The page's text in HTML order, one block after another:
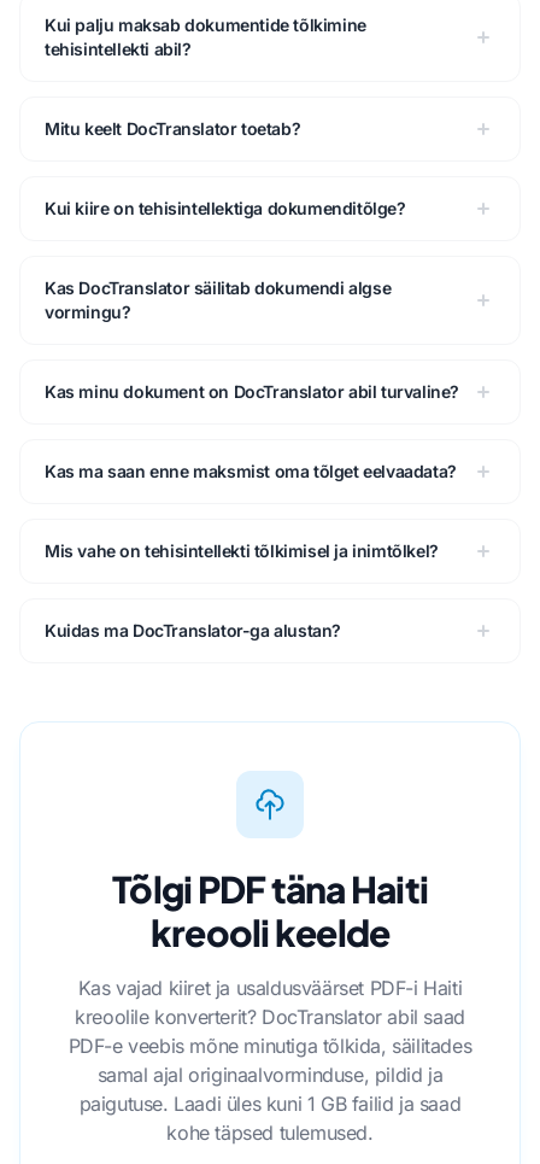
Kui palju maksab dokumentide tõlkimine
tehisintellekti abil?
Mitu keelt DocTranslator toetab?
Kui kiire on tehisintellektiga dokumenditõlge?
Kas DocTranslator säilitab dokumendi algse
vormingu?
Kas minu dokument on DocTranslator abil turvaline?
Kas ma saan enne maksmist oma tõlget eelvaadata?
Mis vahe on tehisintellekti tõlkimisel ja inimtõlkel?
Kuidas ma DocTranslator-ga alustan?
Tõlgi PDF täna Haiti
kreooli keelde
Kas vajad kiiret ja usaldusväärset PDF-i Haiti
kreoolile konverterit? DocTranslator abil saad
PDF-e veebis mõne minutiga tõlkida, säilitades
samal ajal originaalvorminduse, pildid ja
paigutuse. Laadi üles kuni 1 GB failid ja saad
kohe täpsed tulemused.